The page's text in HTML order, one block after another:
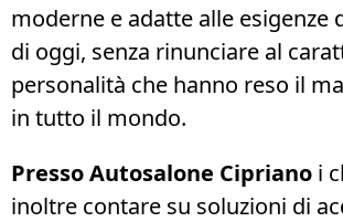
moderne e adatte alle esigenze
di oggi, senza rinunciare al
personalità che hanno reso il
in tutto il mondo.
Presso Autosalone Cipriano i
inoltre contare su soluzioni di